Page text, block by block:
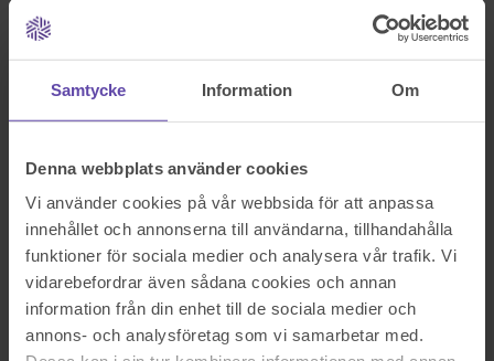
Samtycke Information Om
Denna webbplats använder cookies
Vi använder cookies på vår webbsida för att anpassa
innehållet och annonserna till användarna, tillhandahålla
funktioner för sociala medier och analysera vår trafik. Vi
vidarebefordrar även sådana cookies och annan
information från din enhet till de sociala medier och
annons- och analysföretag som vi samarbetar med.
Överlåtelseavtal
Våra kontor
Testa igen och om det fortfarande inte fungerar kontakta oss på
support@familjensjurist.se.